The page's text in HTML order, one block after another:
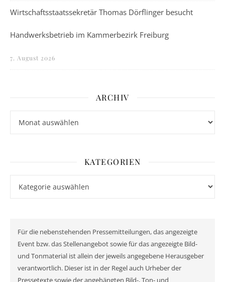
Wirtschaftsstaatssekretär Thomas Dörflinger besucht
Handwerksbetrieb im Kammerbezirk Freiburg
7. August 2026
ARCHIV
KATEGORIEN
Für die nebenstehenden Pressemitteilungen, das angezeigte
Event bzw. das Stellenangebot sowie für das angezeigte Bild-
und Tonmaterial ist allein der jeweils angegebene Herausgeber
verantwortlich. Dieser ist in der Regel auch Urheber der